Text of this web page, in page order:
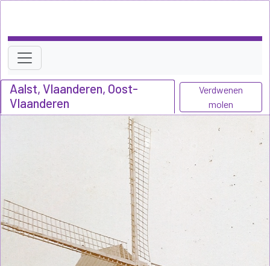
Aalst, Vlaanderen, Oost-
Vlaanderen
Verdwenen
molen